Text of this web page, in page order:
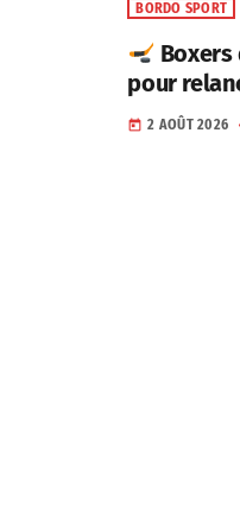
BORDO SPORT
Boxers
pour
today 2 AOÛT 2026